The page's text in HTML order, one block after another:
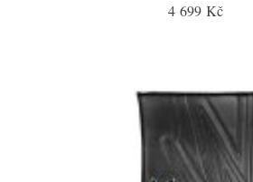
4 699 Kč